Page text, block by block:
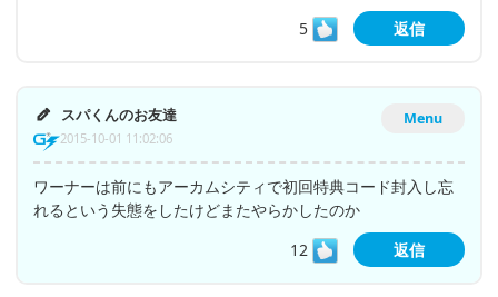
5
返信
Menu
スパくんのお友達
2015-10-01 11:02:06
ワーナーは前にもアーカムシティで初回特典コード封入し忘
れるという失態をしたけどまたやらかしたのか
12
返信